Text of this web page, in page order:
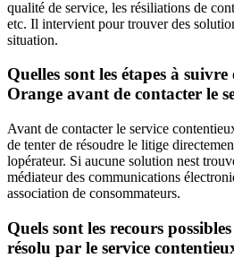
qualité de service, les résiliations de
etc. Il intervient pour trouver des
situation.
Quelles sont les étapes à
Orange avant de contacter le
Avant de contacter le service
de tenter de résoudre le litige
lopérateur. Si aucune solution nest
médiateur des communications
association de consommateurs.
Quels sont les recours
résolu par le service